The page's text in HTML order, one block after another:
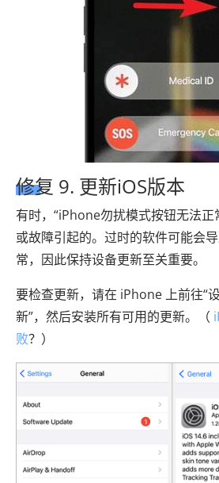
修复 9. 更新iOS版本
有时，“iPhone勿扰模式按钮无法正
或故障引起的。过时的软件可能会
常，因此保持设备更新至关重要。
要检查更新，请在 iPhone 上前往“
新”，然后安装所有可用的更新。（
败？）